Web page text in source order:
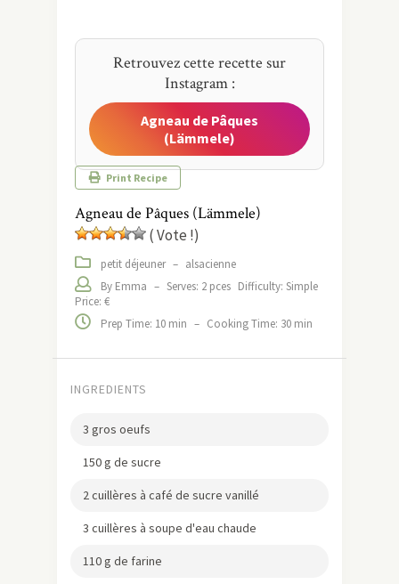
Retrouvez cette recette sur
Instagram :
Agneau de Pâques
(Lämmele)
Print Recipe
Agneau de Pâques (Lämmele)
( Vote !)
petit déjeuner – alsacienne
By Emma – Serves: 2 pces Difficulty: Simple
Price: €
Prep Time: 10 min – Cooking Time: 30 min
INGREDIENTS
3 gros oeufs
150 g de sucre
2 cuillères à café de sucre vanillé
3 cuillères à soupe d'eau chaude
110 g de farine